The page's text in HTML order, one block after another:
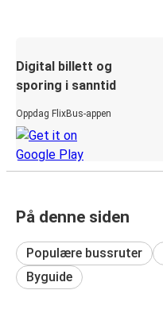
Digital billett og
sporing i sanntid
Oppdag FlixBus-appen
På denne siden
Populære bussruter
Byguide